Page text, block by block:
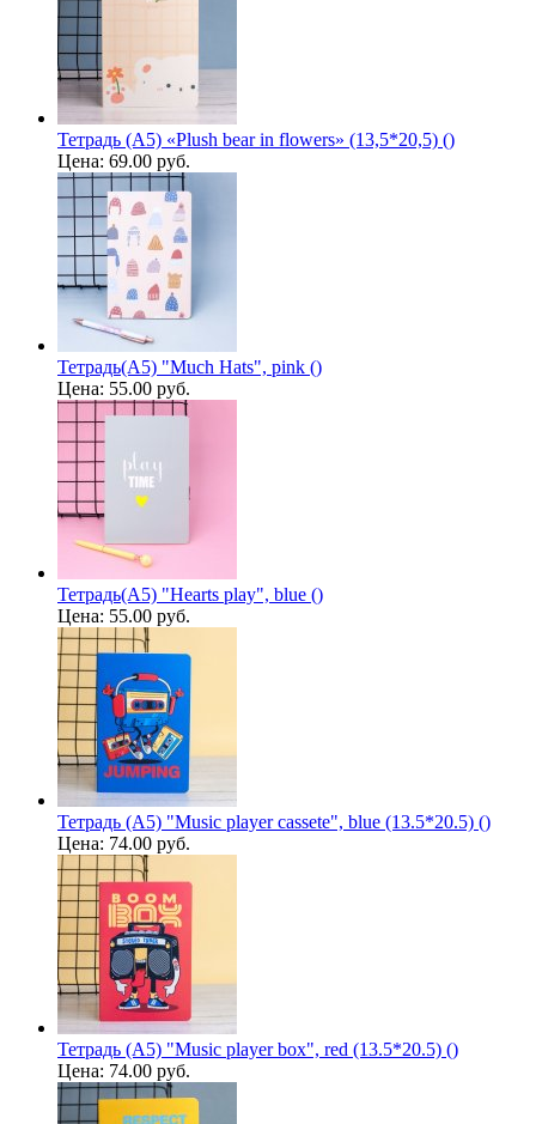
Тетрадь (A5) «Plush bear in flowers» (13,5*20,5) ()
Цена: 69.00 руб.
Тетрадь(A5) "Much Hats", pink ()
Цена: 55.00 руб.
Тетрадь(A5) "Hearts play", blue ()
Цена: 55.00 руб.
Тетрадь (A5) "Music player cassete", blue (13.5*20.5) ()
Цена: 74.00 руб.
Тетрадь (A5) "Music player box", red (13.5*20.5) ()
Цена: 74.00 руб.